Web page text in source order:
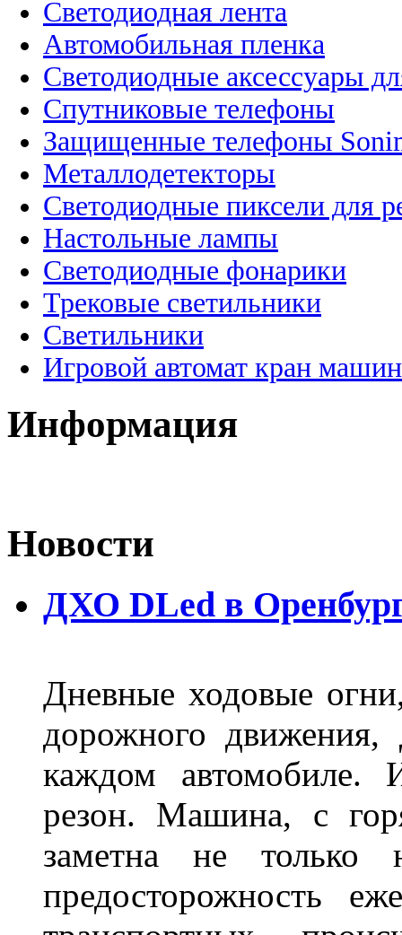
Светодиодная лента
Автомобильная пленка
Светодиодные аксессуары
Спутниковые телефоны
Защищенные телефоны
Металлодетекторы
Светодиодные пиксели для
Настольные лампы
Светодиодные фонарики
Трековые светильники
Светильники
Игровой автомат кран
Информация
Новости
ДХО DLed в
Дневные ходовые
дорожного
каждом автомобиле.
резон. Машина, с
заметна не
предосторожность